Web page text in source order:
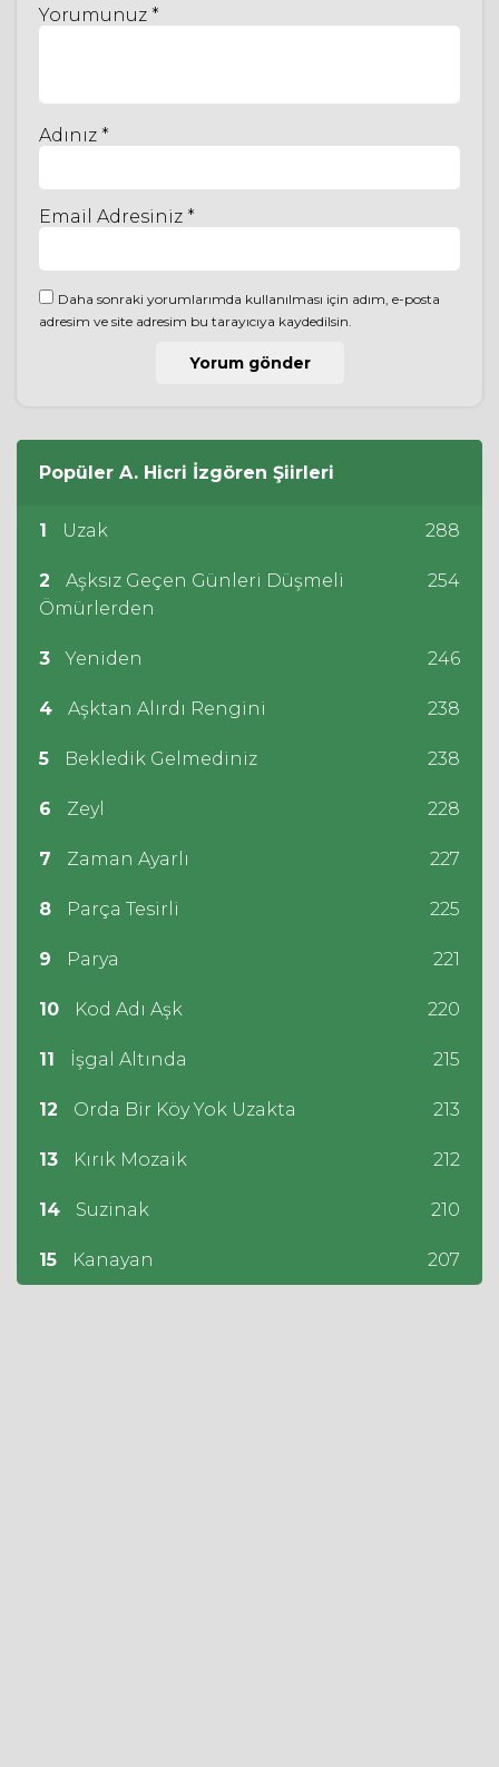
Yorumunuz *
Adınız *
Email Adresiniz *
Daha sonraki yorumlarımda kullanılması için adım, e-posta
adresim ve site adresim bu tarayıcıya kaydedilsin.
Popüler A. Hicri İzgören Şiirleri
1 Uzak 288
2
Aşksız Geçen Günleri Düşmeli
Ömürlerden
254
3 Yeniden 246
4 Aşktan Alırdı Rengini 238
5 Bekledik Gelmediniz 238
6 Zeyl 228
7 Zaman Ayarlı 227
8 Parça Tesirli 225
9 Parya 221
10 Kod Adı Aşk 220
11 İşgal Altında 215
12 Orda Bir Köy Yok Uzakta 213
13 Kırık Mozaik 212
14 Suzinak 210
15 Kanayan 207